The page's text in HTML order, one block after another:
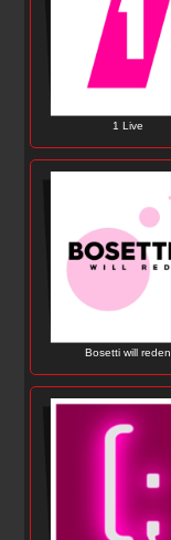
1 Live
Bosetti will reden